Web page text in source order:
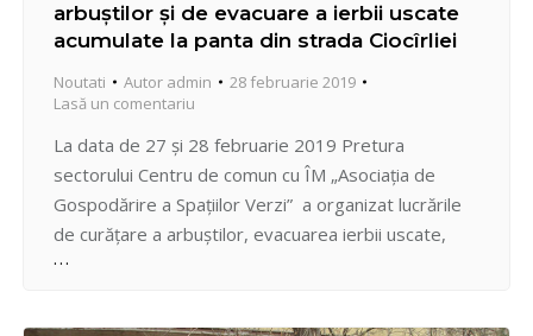
arbuștilor și de evacuare a ierbii uscate
acumulate la panta din strada Ciocîrliei
Noutati Autor admin
28 februarie 2019
Lasă un comentariu
La data de 27 și 28 februarie 2019 Pretura
sectorului Centru de comun cu ÎM „Asociaţia de
Gospodărire a Spaţiilor Verzi” a organizat lucrările
de curățare a arbuștilor, evacuarea ierbii uscate,
inclusiv si a frunzisului acumulat la panta abruptă de
până la blocul locativ din str. Pietrarilor…